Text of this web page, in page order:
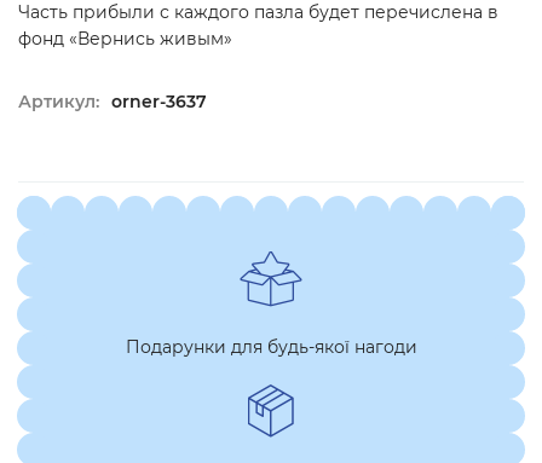
Часть прибыли с каждого пазла будет перечислена в
фонд «Вернись живым»
Артикул: orner-3637
Подарунки для будь-якої нагоди